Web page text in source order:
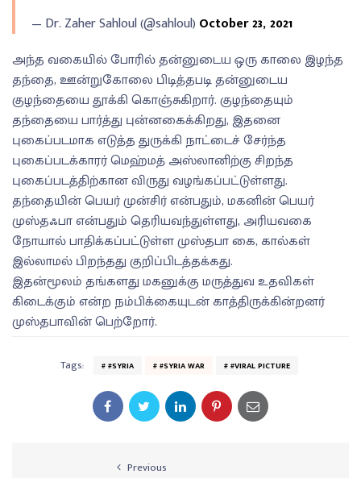
— Dr. Zaher Sahloul (@sahloul) October 23, 2021
அந்த வகையில் போரில் தன்னுடைய ஒரு காலை இழந்த
தந்தை, ஊன்றுகோலை பிடித்தபடி தன்னுடைய
குழந்தையை தூக்கி கொஞ்சுகிறார். குழந்தையும்
தந்தையை பார்த்து புன்னகைக்கிறது, இதனை
புகைப்படமாக எடுத்த துருக்கி நாட்டைச் சேர்ந்த
புகைப்படக்காரர் மெஹ்மத் அஸ்லானிற்கு சிறந்த
புகைப்படத்திற்கான விருது வழங்கப்பட்டுள்ளது.
தந்தையின் பெயர் முன்சிர் என்பதும், மகனின் பெயர்
முஸ்தஃபா என்பதும் தெரியவந்துள்ளது, அரியவகை
நோயால் பாதிக்கப்பட்டுள்ள முஸ்தபா கை, கால்கள்
இல்லாமல் பிறந்தது குறிப்பிடத்தக்கது.
இதன்மூலம் தங்களது மகனுக்கு மருத்துவ உதவிகள்
கிடைக்கும் என்ற நம்பிக்கையுடன் காத்திருக்கின்றனர்
முஸ்தபாவின் பெற்றோர்.
Tags: #SYRIA #SYRIA WAR #VIRAL PICTURE
Previous